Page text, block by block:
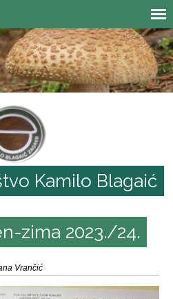
Kamilo Blagaić
zima 2023./24.
Vrančić